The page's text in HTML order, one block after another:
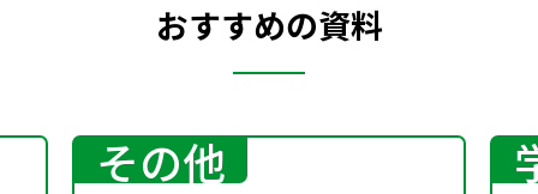
おすすめの資料
その他